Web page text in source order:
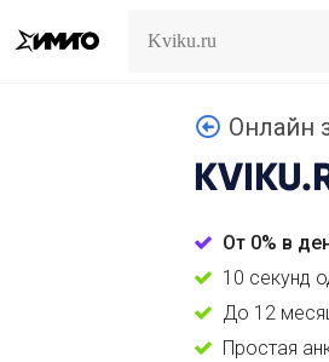
Search
Онлайн
От 0% в
10 секунд
До 12
Простая